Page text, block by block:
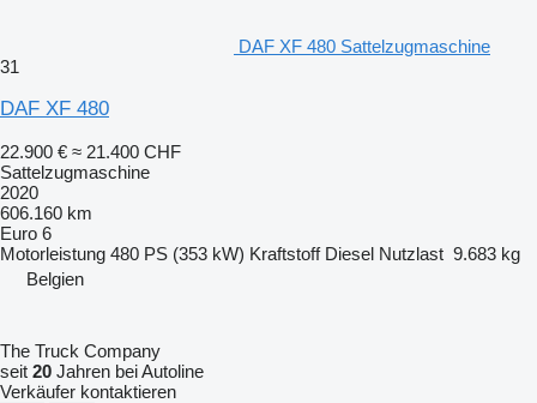
DAF XF 480 Sattelzugmaschine
31
DAF XF 480
22.900 € ≈ 21.400 CHF
Sattelzugmaschine
2020
606.160 km
Euro 6
Motorleistung 480 PS (353 kW) Kraftstoff Diesel Nutzlast 9.683 kg
Belgien
The Truck Company
seit 20 Jahren bei Autoline
Verkäufer kontaktieren